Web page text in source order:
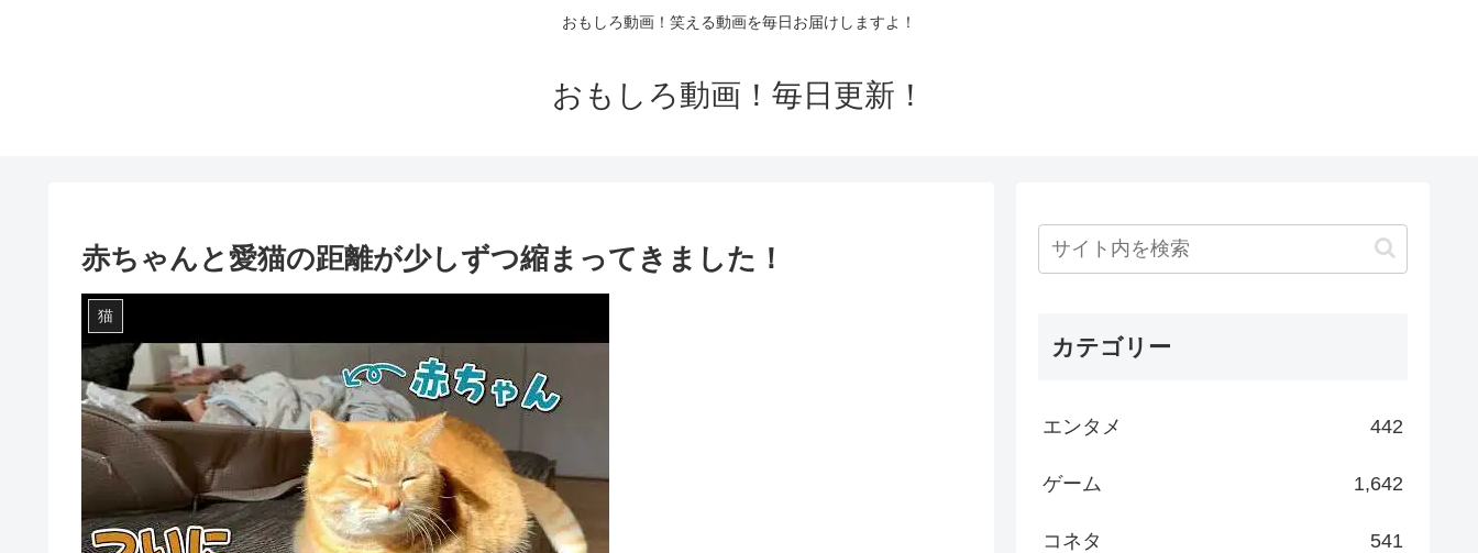
おもしろ動画！笑える動画を毎日お届けしますよ！
おもしろ動画！毎日更新！
赤ちゃんと愛猫の距離が少しずつ縮まってきました！
猫
カテゴリー
エンタメ 442
ゲーム 1,642
コネタ 541